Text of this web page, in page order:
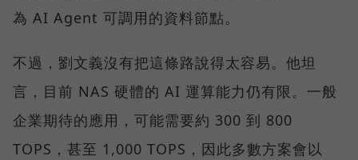
為 AI Agent 可調用的資料節點。
不過，劉文義沒有把這條路說得太容易。他坦
言，目前 NAS 硬體的 AI 運算能力仍有限。一般
企業期待的應用，可能需要約 300 到 800
TOPS，甚至 1,000 TOPS，因此多數方案會以